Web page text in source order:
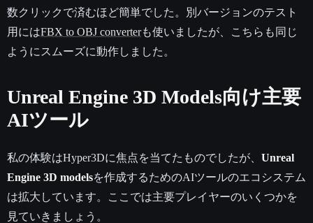
数クリックで済むほど簡単でした。別バージョンのテスト
用にはFBX to OBJ converterも使いましたが、こちらも同じ
ようにスムーズに動作しました。
Unreal Engine 3D Models向け主要
AIツール
私の体験はHyper3Dに焦点を当てたものでしたが、 Unreal
Engine 3D modelsを作成するためのAIツールのエコシステム
は拡大しています。ここでは主要プレイヤーのいくつかを
見ていきましょう。